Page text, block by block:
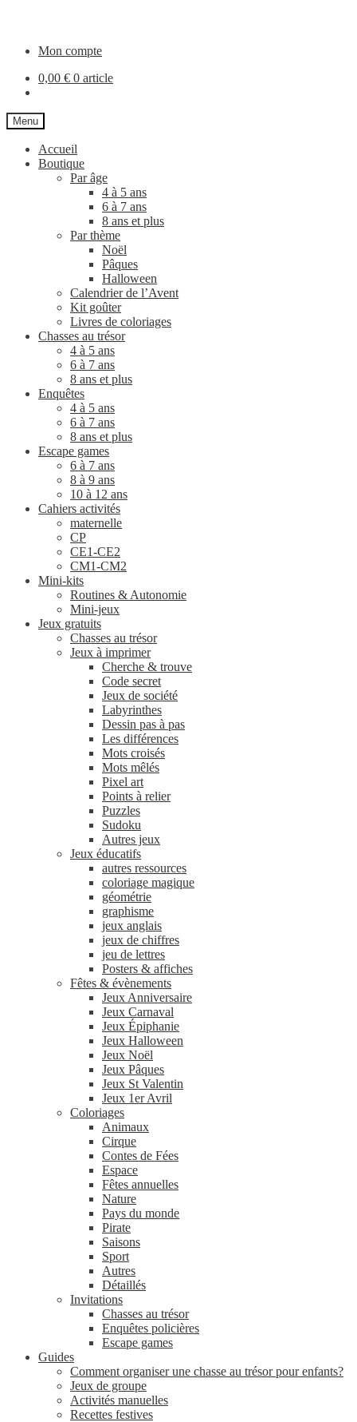
navigationMon compte
0,00 € 0 article
Menu
Accueil
Boutique
Par âge
4 à 5 ans
6 à 7 ans
8 ans et plus
Par thème
Noël
Pâques
Halloween
Calendrier de l’Avent
Kit goûter
Livres de coloriages
Chasses au trésor
4 à 5 ans
6 à 7 ans
8 ans et plus
Enquêtes
4 à 5 ans
6 à 7 ans
8 ans et plus
Escape games
6 à 7 ans
8 à 9 ans
10 à 12 ans
Cahiers activités
maternelle
CP
CE1-CE2
CM1-CM2
Mini-kits
Routines & Autonomie
Mini-jeux
Jeux gratuits
Chasses au trésor
Jeux à imprimer
Cherche & trouve
Code secret
Jeux de société
Labyrinthes
Dessin pas à pas
Les différences
Mots croisés
Mots mêlés
Pixel art
Points à relier
Puzzles
Sudoku
Autres jeux
Jeux éducatifs
autres ressources
coloriage magique
géométrie
graphisme
jeux anglais
jeux de chiffres
jeu de lettres
Posters & affiches
Fêtes & évènements
Jeux Anniversaire
Jeux Carnaval
Jeux Épiphanie
Jeux Halloween
Jeux Noël
Jeux Pâques
Jeux St Valentin
Jeux 1er Avril
Coloriages
Animaux
Cirque
Contes de Fées
Espace
Fêtes annuelles
Nature
Pays du monde
Pirate
Saisons
Sport
Autres
Détaillés
Invitations
Chasses au trésor
Enquêtes policières
Escape games
Guides
Comment organiser une chasse au trésor pour enfants?
Jeux de groupe
Activités manuelles
Recettes festives